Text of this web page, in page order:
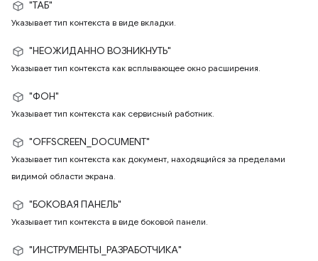
"ТАБ"
Указывает тип контекста в виде вкладки.
"НЕОЖИДАННО ВОЗНИКНУТЬ"
Указывает тип контекста как всплывающее окно расширения.
"ФОН"
Указывает тип контекста как сервисный работник.
"OFFSCREEN_DOCUMENT"
Указывает тип контекста как документ, находящийся за пределами
видимой области экрана.
"БОКОВАЯ ПАНЕЛЬ"
Указывает тип контекста в виде боковой панели.
"ИНСТРУМЕНТЫ_РАЗРАБОТЧИКА"